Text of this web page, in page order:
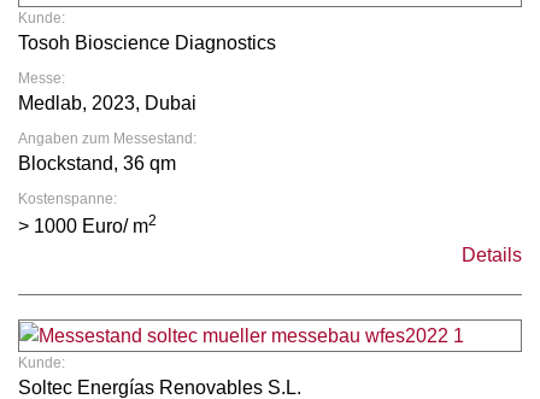
Kunde:
Tosoh Bioscience Diagnostics
Messe:
Medlab, 2023, Dubai
Angaben zum Messestand:
Blockstand, 36 qm
Kostenspanne:
> 1000 Euro/ m2
Details
Kunde:
Soltec Energías Renovables S.L.